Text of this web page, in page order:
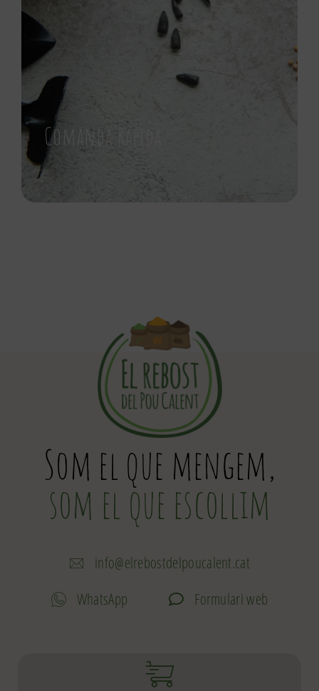
Comanda Rápida
Som el que mengem,
som el que escollim
info@elrebostdelpoucalent.cat
WhatsApp
Formulari web